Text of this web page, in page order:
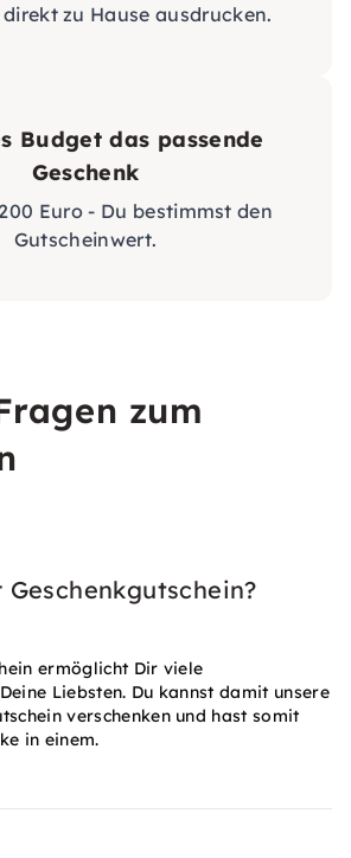
zu Hause ausdrucken.
Budget das passende
Geschenk
Euro - Du bestimmst den
Gutscheinwert.
zum
ermöglicht Dir viele
Liebsten. Du kannst damit unsere
verschenken und hast somit
in einem.